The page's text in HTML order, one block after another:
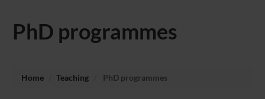
PhD programmes
Home Teaching PhD programmes